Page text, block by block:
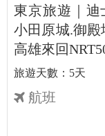
東京旅遊｜迪
小田原城.御殿
高雄來回
5天
航班